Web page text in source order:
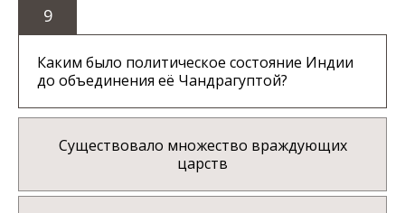
9
Каким было политическое состояние Индии
до объединения её Чандрагуптой?
Существовало множество враждующих
царств